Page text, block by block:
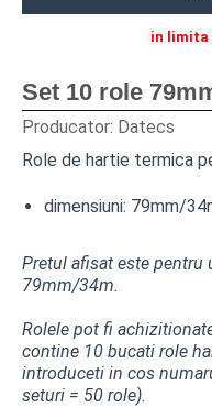
DISPOZITIVE DE MONITORIZARE
SISTEME POS SI MONITOARE
ECHIPAMENTE BANCARE DATECS
SERTARE DE BANI
MASINI NUMARAT BANI
CANTARE ELECTRONICE
in limita
Set 10 role
Producator: Datecs
Role de hartie termica
dimensiuni: 79mm/
Pretul afisat este pentru
79mm/34m.
Rolele pot fi
contine 10 bucati role
introduceti in cos
seturi = 50 role).